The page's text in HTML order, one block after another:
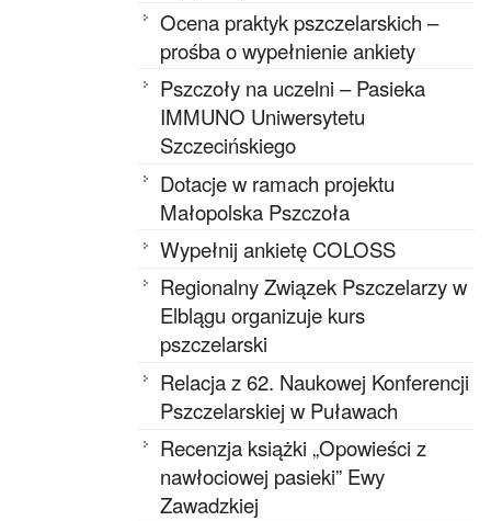
Ocena praktyk pszczelarskich –
prośba o wypełnienie ankiety
Pszczoły na uczelni – Pasieka
IMMUNO Uniwersytetu
Szczecińskiego
Dotacje w ramach projektu
Małopolska Pszczoła
Wypełnij ankietę COLOSS
Regionalny Związek Pszczelarzy w
Elblągu organizuje kurs
pszczelarski
Relacja z 62. Naukowej Konferencji
Pszczelarskiej w Puławach
Recenzja książki „Opowieści z
nawłociowej pasieki” Ewy
Zawadzkiej